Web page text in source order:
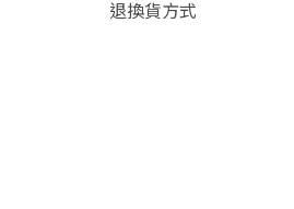
退換貨方式